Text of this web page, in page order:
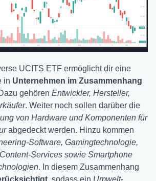
UCITS ETF ermöglicht dir eine
in Unternehmen im Zusammenhang
gehören Entwickler, Hersteller,
. Weiter noch sollen darüber die
von Hardware und Komponenten für
abgedeckt werden. Hinzu kommen
Software, Gamingtechnologie,
Services sowie Smartphone
. In diesem Zusammenhang
, sodass ein Umwelt-,